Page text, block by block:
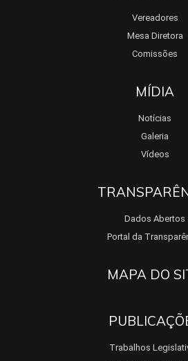
Vereadores
Mesa Diretora
Comissões
MÍDIA
Notícias
Galeria
Vídeos
Dados Abertos
Portal da
MAPA DO
Trabalhos